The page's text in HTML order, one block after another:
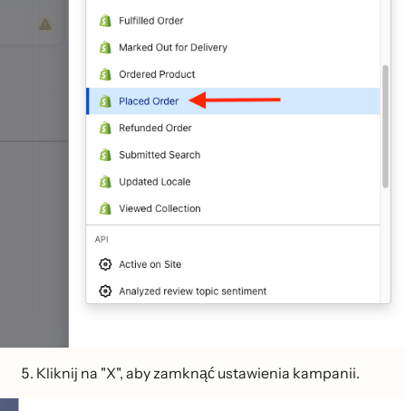
Kliknij na "X", aby zamknąć ustawienia kampanii.